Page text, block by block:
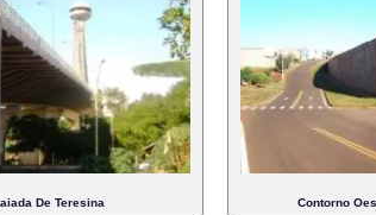
De Teresina Contorno